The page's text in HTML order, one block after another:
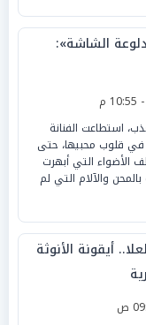
الشاشة»:
استطاعت الفنانة
في قلوب محبيها، حتى
الأضواء التي أبهرت
والآلام التي لم
أيقونة الأنوثة